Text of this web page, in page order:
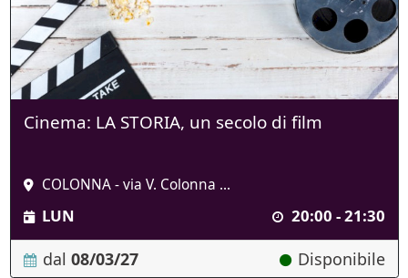
Cinema: LA STORIA, un secolo di film
COLONNA - via V. Colonna ...
LUN 20:00 - 21:30
dal 08/03/27 Disponibile